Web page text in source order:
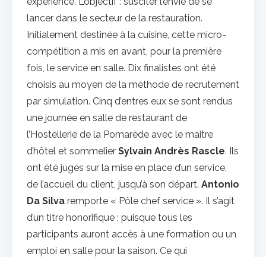
lancer dans le secteur de la restauration.
Initialement destinée à la cuisine, cette micro-
compétition a mis en avant, pour la première
fois, le service en salle. Dix finalistes ont été
choisis au moyen de la méthode de recrutement
par simulation. Cinq d’entres eux se sont rendus
une journée en salle de restaurant de
l’Hostellerie de la Pomarède avec le maitre
d’hôtel et sommelier Sylvain Andrès Rascle. Ils
ont été jugés sur la mise en place d’un service,
de l’accueil du client, jusqu’à son départ. Antonio
Da Silva remporte « Pôle chef service ». Il s’agit
d’un titre honorifique ; puisque tous les
participants auront accès à une formation ou un
emploi en salle pour la saison. Ce qui